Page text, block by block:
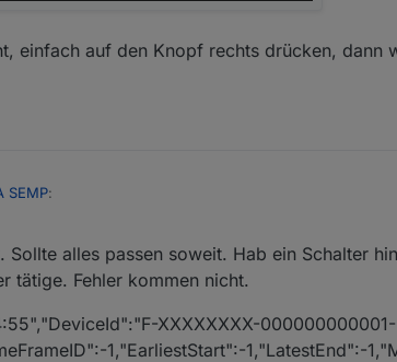
einfach auf den Knopf rechts drücken, dann
SEMP:
erfolgreich geschafft?
Sollte alles passen soweit. Hab ein Schalter
tätige. Fehler kommen nicht.
XXXXXXXX-000000000001-
1,"EarliestStart":-1,"LatestEnd":-